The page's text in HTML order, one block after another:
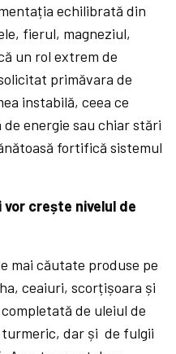
echilibrată din
fierul, magneziul,
un rol extrem de
primăvara de
instabilă, ceea ce
de energie sau chiar stări
fortifică sistemul
crește nivelul de
mai căutate produse pe
ceaiuri, scorțișoara și
de uleiul de
turmeric, dar și de fulgii